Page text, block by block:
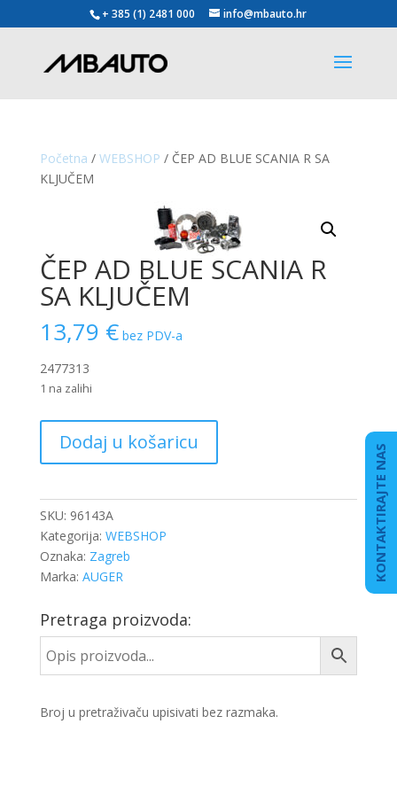
+ 385 (1) 2481 000 info@mbauto.hr
Početna / WEBSHOP / ČEP AD BLUE SCANIA R SA
KLJUČEM
ČEP AD BLUE SCANIA R
SA KLJUČEM
13,79 € bez PDV-a
2477313
1 na zalihi
BLUE
R
SA
KLJUČEM
količina
Dodaj u košaricu
SKU: 96143A
Kategorija: WEBSHOP
Oznaka: Zagreb
Marka: AUGER
Pretraga proizvoda:
Broj u pretraživaču upisivati bez razmaka.
KONTAKTIRAJTE NAS